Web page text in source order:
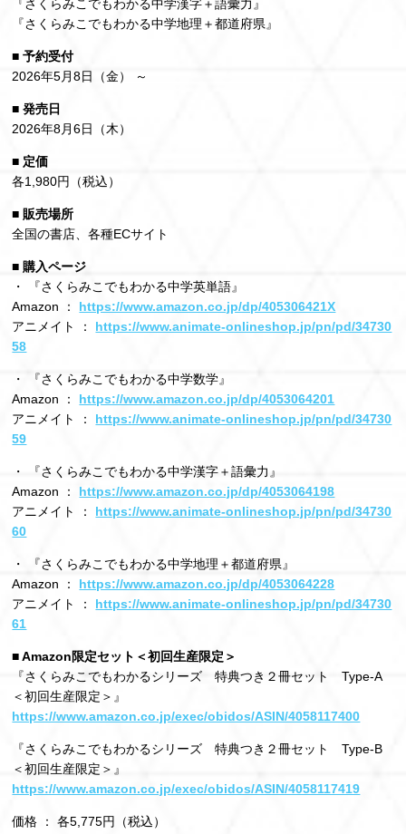
『さくらみこでもわかる中学漢字＋語彙力』
『さくらみこでもわかる中学地理＋都道府県』
■ 予約受付
2026年5月8日（金） ～
■ 発売日
2026年8月6日（木）
■ 定価
各1,980円（税込）
■ 販売場所
全国の書店、各種ECサイト
■ 購入ページ
・ 『さくらみこでもわかる中学英単語』
Amazon ： https://www.amazon.co.jp/dp/405306421X
アニメイト ： https://www.animate-onlineshop.jp/pn/pd/34730
58
・ 『さくらみこでもわかる中学数学』
Amazon ： https://www.amazon.co.jp/dp/4053064201
アニメイト ： https://www.animate-onlineshop.jp/pn/pd/34730
59
・ 『さくらみこでもわかる中学漢字＋語彙力』
Amazon ： https://www.amazon.co.jp/dp/4053064198
アニメイト ： https://www.animate-onlineshop.jp/pn/pd/34730
60
・ 『さくらみこでもわかる中学地理＋都道府県』
Amazon ： https://www.amazon.co.jp/dp/4053064228
アニメイト ： https://www.animate-onlineshop.jp/pn/pd/34730
61
■ Amazon限定セット＜初回生産限定＞
『さくらみこでもわかるシリーズ 特典つき２冊セット Type-A
＜初回生産限定＞』
https://www.amazon.co.jp/exec/obidos/ASIN/4058117400
『さくらみこでもわかるシリーズ 特典つき２冊セット Type-B
＜初回生産限定＞』
https://www.amazon.co.jp/exec/obidos/ASIN/4058117419
価格 ： 各5,775円（税込）